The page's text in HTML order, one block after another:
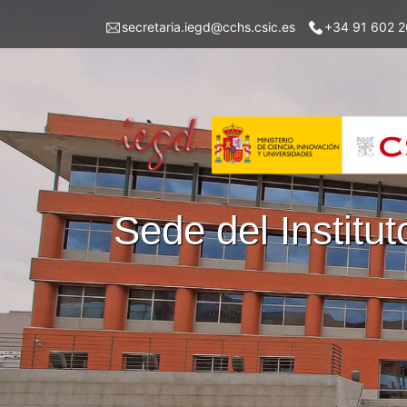
Menusecretaria.iegd@cchs.csic.es +34 91 602
Sede del